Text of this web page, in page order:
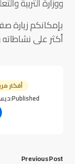
بإمكانكم زيارة
أكثر على نشاطاته
أفكار
Published:
Previous Post